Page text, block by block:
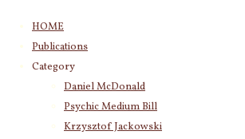
HOME
Publications
Category
Daniel McDonald
Psychic Medium Bill
Krzysztof Jackowski
Category
Daniel McDonald(243)
Psychic Medium Bill (11)
Katherine
(23)